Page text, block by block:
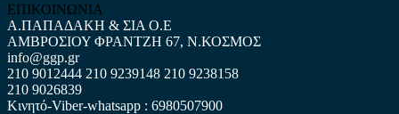
ΕΠΙΚΟΙΝΩΝΙΑ
Α.ΠΑΠΑΔΑΚΗ & ΣΙΑ Ο.Ε
ΑΜΒΡΟΣΙΟΥ ΦΡΑΝΤΖΗ 67, Ν.ΚΟΣΜΟΣ
info@ggp.gr
210 9012444 210 9239148 210 9238158
210 9026839
Κινητό-Viber-whatsapp : 6980507900